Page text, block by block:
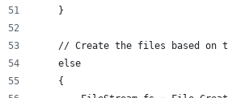
    }
// Create the files based on
    else
    {